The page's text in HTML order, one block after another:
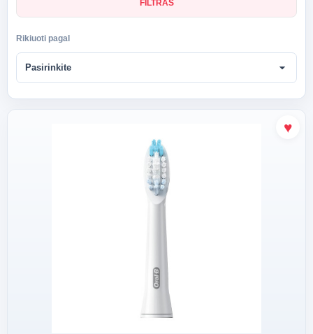
FILTRAS
Rikiuoti pagal
Pasirinkite arrow_drop_down